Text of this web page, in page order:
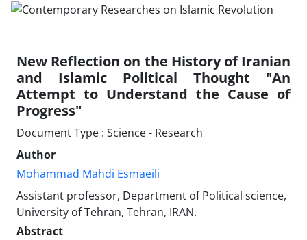
New Reflection on the History of Iranian
and Islamic Political Thought "An
Attempt to Understand the Cause of
Progress"
Document Type : Science - Research
Author
Mohammad Mahdi Esmaeili
Assistant professor, Department of Political science,
University of Tehran, Tehran, IRAN.
Abstract